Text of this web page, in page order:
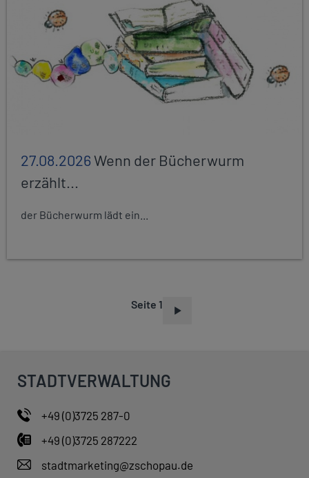
27.08.2026Wenn der Bücherwurm
erzählt...
der Bücherwurm lädt ein...
Seite 1
STADTVERWALTUNG
+49 (0)3725 287-0
+49 (0)3725 287222
stadtmarketing@zschopau.de